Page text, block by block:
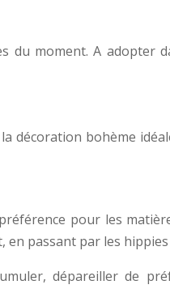
du moment. A adopter
décoration bohème
pour les
passant par les hippies
dépareiller de